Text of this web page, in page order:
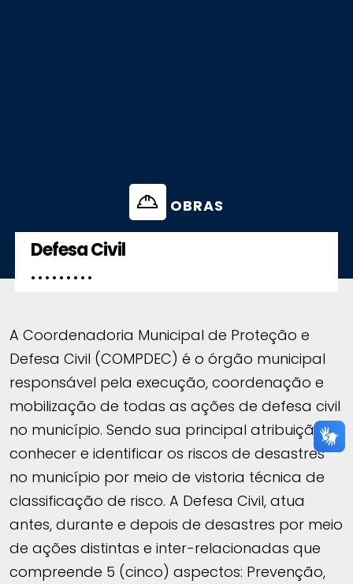
OBRAS
Defesa Civil
. . . . . . . . .
A Coordenadoria Municipal de Proteção e
Defesa Civil (COMPDEC) é o órgão municipal
responsável pela execução, coordenação e
mobilização de todas as ações de defesa civil
no município. Sendo sua principal atribuição
conhecer e identificar os riscos de desastres
no município por meio de vistoria técnica de
classificação de risco. A Defesa Civil, atua
antes, durante e depois de desastres por meio
de ações distintas e inter-relacionadas que
compreende 5 (cinco) aspectos: Prevenção,